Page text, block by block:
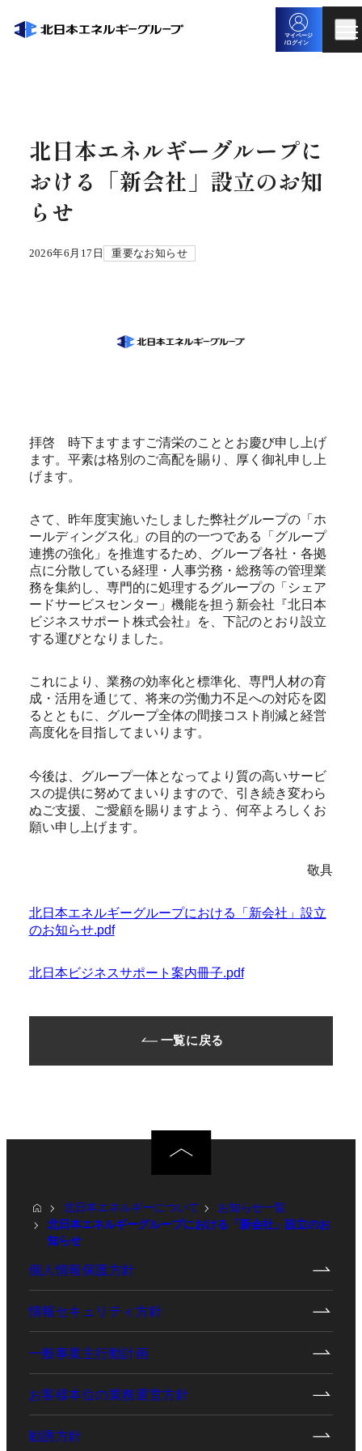
マイページ
/ログイン
北日本エネルギーグループに
おける「新会社」設立のお知
らせ
2026年6月17日 重要なお知らせ
拝啓 時下ますますご清栄のこととお慶び申し上げ
ます。平素は格別のご高配を賜り、厚く御礼申し上
げます。
さて、昨年度実施いたしました弊社グループの「ホ
ールディングス化」の目的の一つである「グループ
連携の強化」を推進するため、グループ各社・各拠
点に分散している経理・人事労務・総務等の管理業
務を集約し、専門的に処理するグループの「シェア
ードサービスセンター」機能を担う新会社『北日本
ビジネスサポート株式会社』を、下記のとおり設立
する運びとなりました。
これにより、業務の効率化と標準化、専門人材の育
成・活用を通じて、将来の労働力不足への対応を図
るとともに、グループ全体の間接コスト削減と経営
高度化を目指してまいります。
今後は、グループ一体となってより質の高いサービ
スの提供に努めてまいりますので、引き続き変わら
ぬご支援、ご愛顧を賜りますよう、何卒よろしくお
願い申し上げます。
敬具
北日本エネルギーグループにおける「新会社」設立
のお知らせ.pdf
北日本ビジネスサポート案内冊子.pdf
一覧に戻る
北日本エネルギーについて
お知らせ一覧
北日本エネルギーグループにおける「新会社」設立のお
知らせ
個人情報保護方針
情報セキュリティ方針
一般事業主行動計画
お客様本位の業務運営方針
勧誘方針